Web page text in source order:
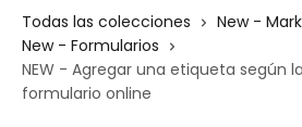
Todas las colecciones
New -
New - Formularios
NEW - Agregar una etiqueta según
formulario online